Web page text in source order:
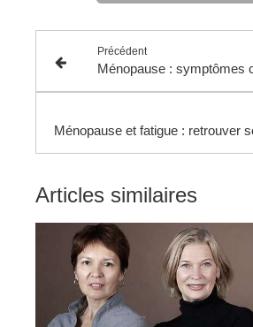
Précédent
Articles similaires